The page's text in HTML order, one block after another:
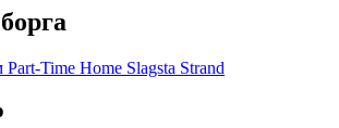
Part-Time Home Slagsta Strand